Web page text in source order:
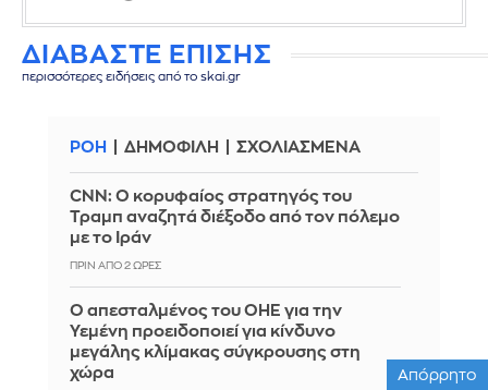
ΔΙΑΒΑΣΤΕ ΕΠΙΣΗΣ
περισσότερες ειδήσεις από το skai.gr
ΡΟΗ ΔΗΜΟΦΙΛΗ ΣΧΟΛΙΑΣΜΕΝΑ
CNN: Ο κορυφαίος στρατηγός του
Τραμπ αναζητά διέξοδο από τον πόλεμο
με το Ιράν
ΠΡΙΝ ΑΠΌ 2 ΏΡΕΣ
Ο απεσταλμένος του ΟΗΕ για την
Υεμένη προειδοποιεί για κίνδυνο
μεγάλης κλίμακας σύγκρουσης στη
χώρα
Απόρρητο